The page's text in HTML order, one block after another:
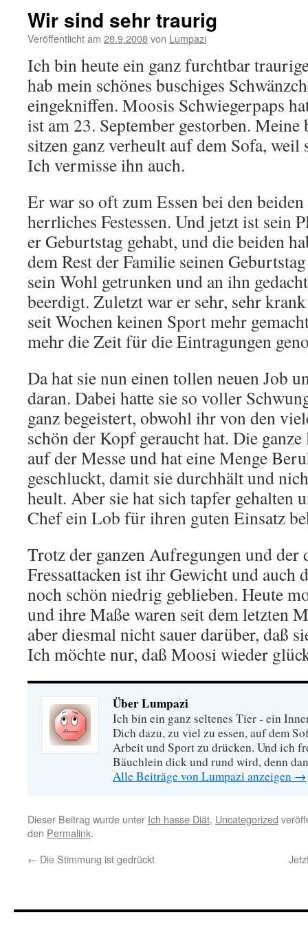
Wir sind sehr traurig
Veröffentlicht am 28.9.2008von Lumpazi
Ich bin heute ein ganz furchtbar
hab mein schönes buschiges
eingekniffen. Moosis Schwiegerpaps
ist am 23. September gestorben. Meine
sitzen ganz verheult auf dem Sofa, weil
Ich vermisse ihn auch.
Er war so oft zum Essen bei den
herrliches Festessen. Und jetzt ist sein
er Geburtstag gehabt, und die beiden
dem Rest der Familie seinen
sein Wohl getrunken und an ihn
beerdigt. Zuletzt war er sehr, sehr
seit Wochen keinen Sport mehr
mehr die Zeit für die Eintragungen
Da hat sie nun einen tollen neuen Job
daran. Dabei hatte sie so voller
ganz begeistert, obwohl ihr von den
schön der Kopf geraucht hat. Die
auf der Messe und hat eine Menge
geschluckt, damit sie durchhält und
heult. Aber sie hat sich tapfer gehalten
Chef ein Lob für ihren guten Einsatz
Trotz der ganzen Aufregungen und der
Fressattacken ist ihr Gewicht und auch
noch schön niedrig geblieben. Heute
und ihre Maße waren seit dem letzten
aber diesmal nicht sauer darüber, daß
Ich möchte nur, daß Moosi wieder
Über Lumpazi
Ich bin ein ganz seltenes Tier - ein
Dich dazu, zu viel zu essen, auf dem
Arbeit und Sport zu drücken. Und ich
Bäuchlein dick und rund wird, denn
Alle Beiträge von Lumpazi anzeigen →
Dieser Beitrag wurde unter Ich hasse Diät, Uncategorized
den Permalink.
← Die Stimmung ist gedrückt